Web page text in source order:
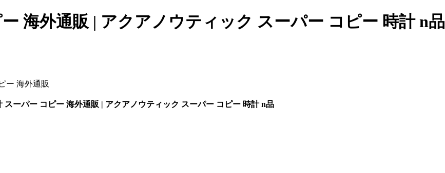
海外通販 | アクアノウティック スーパー コピー 時計 n品
ー 海外通販
スーパー コピー 海外通販 | アクアノウティック スーパー コピー 時計 n品